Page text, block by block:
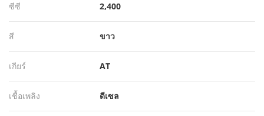
ซีซี 2,400
สี ขาว
เกียร์ AT
เชื้อเพลิง ดีเซล